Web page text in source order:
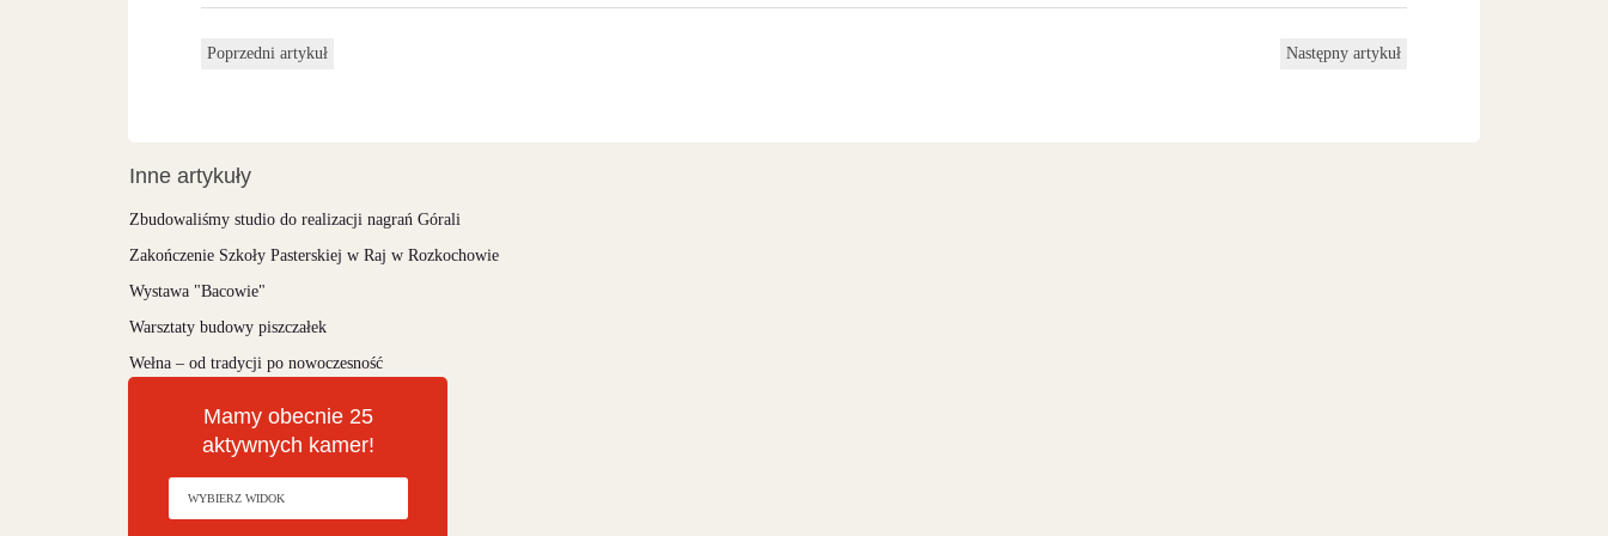
Poprzedni artykuł Następny artykuł
Inne artykuły
Zbudowaliśmy studio do realizacji nagrań Górali
Zakończenie Szkoły Pasterskiej w Raj w Rozkochowie
Wystawa "Bacowie"
Warsztaty budowy piszczałek
Wełna – od tradycji po nowoczesność
Mamy obecnie 25
aktywnych kamer!